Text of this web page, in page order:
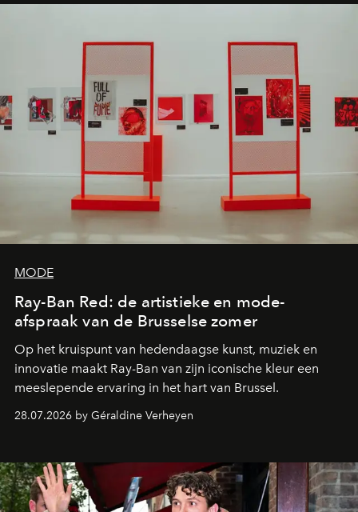
MODE
Ray-Ban Red: de artistieke en mode-
afspraak van de Brusselse zomer
Op het kruispunt van hedendaagse kunst, muziek en
innovatie maakt Ray-Ban van zijn iconische kleur een
meeslepende ervaring in het hart van Brussel.
28.07.2026 by Géraldine Verheyen